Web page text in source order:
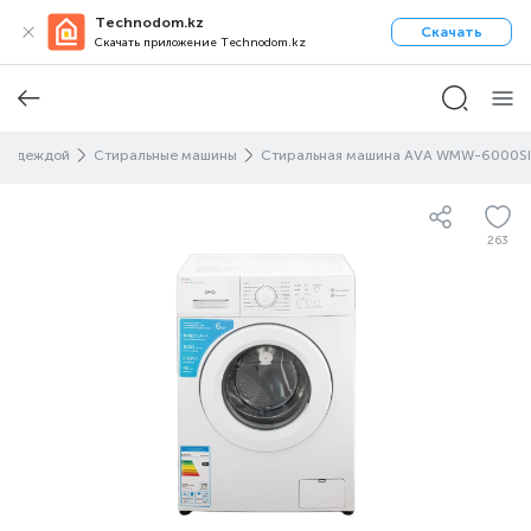
Technodom.kz
Скачать приложение Technodom.kz
Скачать
одеждой Стиральные машины Стиральная машина AVA WMW-6000SI
263